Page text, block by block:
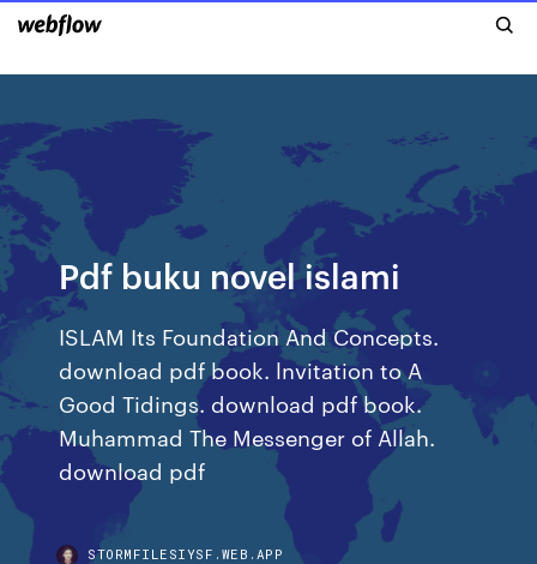
Pdf buku novel islami
ISLAM Its Foundation And Concepts.
download pdf book. lnvitation to A
Good Tidings. download pdf book.
Muhammad The Messenger of Allah.
download pdf
STORMFILESIYSF.WEB.APP